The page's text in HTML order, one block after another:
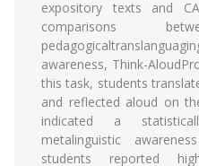
expository texts and
comparisons
awareness, Think-
this task, students
and reflected aloud on
indicated a
metalinguistic
students reported